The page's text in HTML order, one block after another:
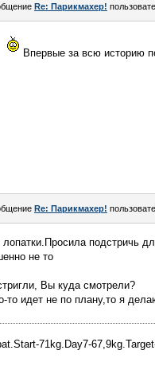
Re: Парикмахер!
Впервые за всю историю
Re: Парикмахер!
подстричь
не то
Вы куда смотрели?
то идет не по плану,то я
71kg.Day7-